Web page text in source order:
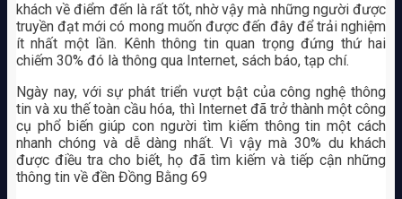
khách về điểm đến là rất tốt, nhờ vậy mà những người được
truyền đạt mới có mong muốn được đến đây để trải nghiệm
ít nhất một lần. Kênh thông tin quan trọng đứng thứ hai
chiếm 30% đó là thông qua Internet, sách báo, tạp chí.
Ngày nay, với sự phát triển vượt bật của công nghệ thông
tin và xu thế toàn cầu hóa, thì Internet đã trở thành một công
cụ phổ biến giúp con người tìm kiếm thông tin một cách
nhanh chóng và dễ dàng nhất. Vì vậy mà 30% du khách
được điều tra cho biết, họ đã tìm kiếm và tiếp cận những
thông tin về đền Đồng Bằng 69